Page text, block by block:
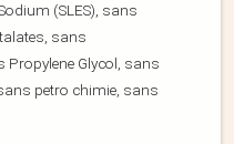
(SLES), sans
sans
Glycol, sans
petro chimie, sans